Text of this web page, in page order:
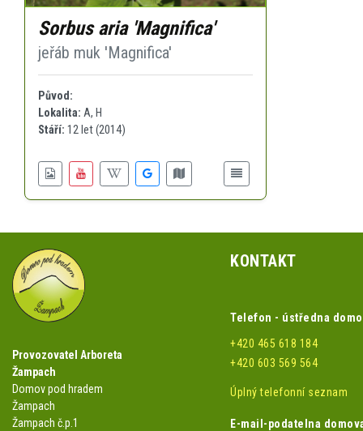
Sorbus aria 'Magnifica'
jeřáb muk 'Magnifica'
Původ:
Lokalita: A, H
Stáří: 12 let (2014)
Provozovatel Arboreta
Žampach
Domov pod hradem
Žampach
Žampach č.p.1
KONTAKT
Telefon - ústředna
+420 465 618 184
+420 603 569 564
Úplný telefonní seznam
E-mail-podatelna